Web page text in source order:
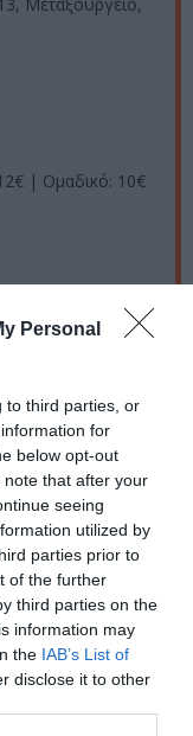
Personal
to third parties, or
for
below opt-out
that after your
seeing
utilized by
parties prior to
of the further
third parties on the
information may
the IAB’s List of
disclose it to other
| Ομαδικό: 10€
Google News και
Τέχνη και τον
ΕΡΓΟ
ΘΕΑΤΡΟ ΣΚΙΩΝ